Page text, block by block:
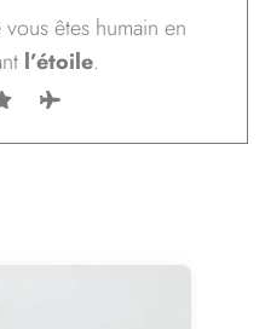
êtes humain en
l’étoile.